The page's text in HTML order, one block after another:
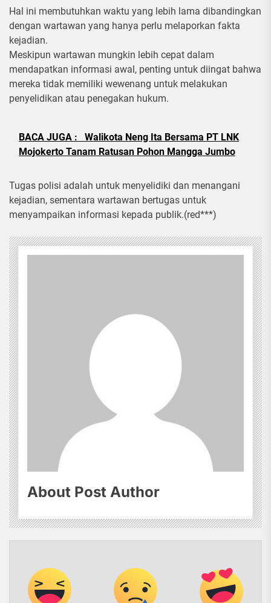
Hal ini membutuhkan waktu yang lebih lama dibandingkan
dengan wartawan yang hanya perlu melaporkan fakta
kejadian.
Meskipun wartawan mungkin lebih cepat dalam
mendapatkan informasi awal, penting untuk diingat bahwa
mereka tidak memiliki wewenang untuk melakukan
penyelidikan atau penegakan hukum.
BACA JUGA :
Walikota Neng Ita Bersama PT LNK
Mojokerto Tanam Ratusan Pohon Mangga Jumbo
Tugas polisi adalah untuk menyelidiki dan menangani
kejadian, sementara wartawan bertugas untuk
menyampaikan informasi kepada publik.(red***)
About Post Author